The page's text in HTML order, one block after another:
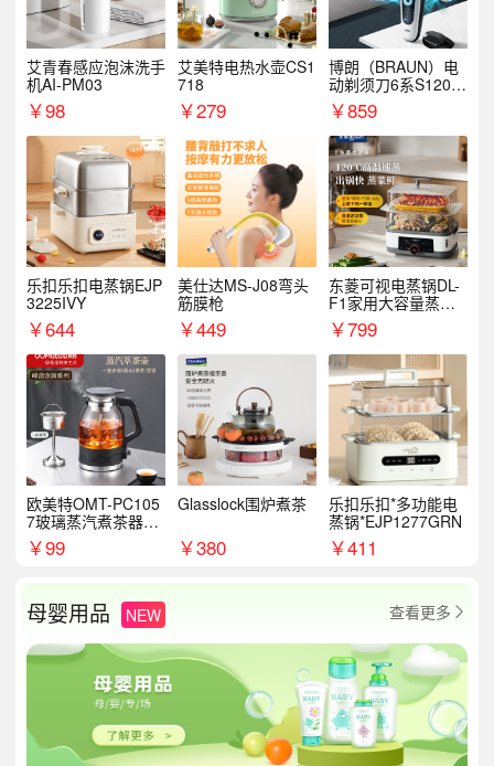
艾青春感应泡沫洗手
机AI-PM03
￥98
艾美特电热水壶CS1
718
￥279
博朗（BRAUN）电
动剃须刀6系S1200
S￥859
乐扣乐扣电蒸锅EJP
3225IVY
￥644
美仕达MS-J08弯头
筋膜枪
￥449
东菱可视电蒸锅DL-
F1家用大容量蒸炖
锅
￥799
欧美特OMT-PC105
7玻璃蒸汽煮茶器黑
茶泡茶具茶壶花茶壶
￥99
Glasslock围炉煮茶
￥380
乐扣乐扣*多功能电
蒸锅*EJP1277GRN
￥411
母婴用品 NEW 查看更多 